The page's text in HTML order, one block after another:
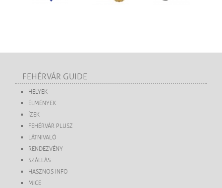
FEHÉRVÁR GUIDE
HELYEK
ÉLMÉNYEK
ÍZEK
FEHÉRVÁR PLUSZ
LÁTNIVALÓ
RENDEZVÉNY
SZÁLLÁS
HASZNOS INFO
MICE